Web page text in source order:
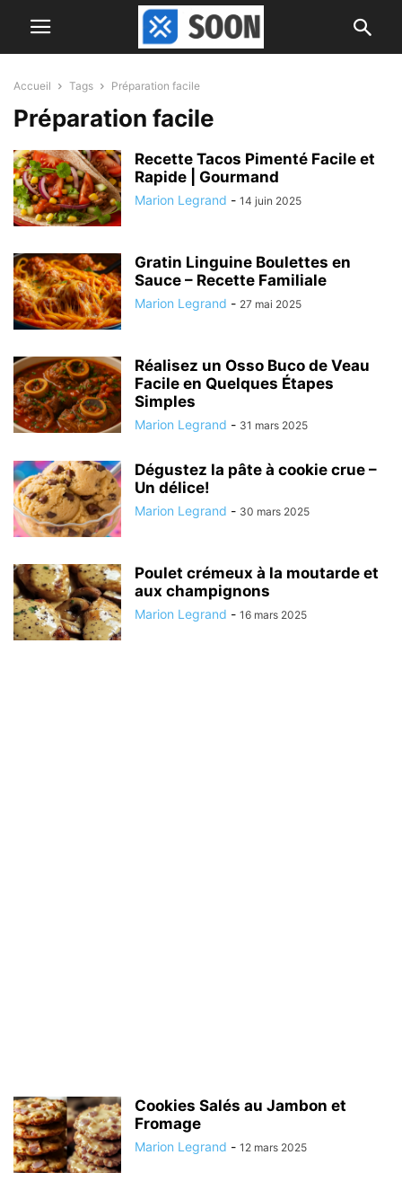
Accueil Tags Préparation facile
Préparation facile
Recette Tacos Pimenté Facile et
Rapide | Gourmand
Marion Legrand - 14 juin 2025
Gratin Linguine Boulettes en
Sauce – Recette Familiale
Marion Legrand - 27 mai 2025
Réalisez un Osso Buco de Veau
Facile en Quelques Étapes
Simples
Marion Legrand - 31 mars 2025
Dégustez la pâte à cookie crue –
Un délice!
Marion Legrand - 30 mars 2025
Poulet crémeux à la moutarde et
aux champignons
Marion Legrand - 16 mars 2025
Cookies Salés au Jambon et
Fromage
Marion Legrand - 12 mars 2025